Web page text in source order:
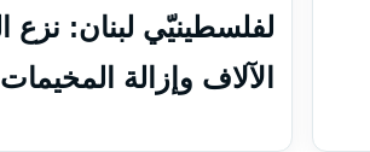
لفلسطينيّي لبنان: نزع
الآلاف وإزالة المخيمات